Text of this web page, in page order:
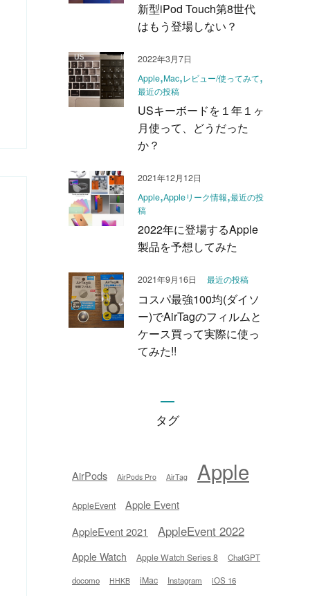
新型iPod Touch第8世代
はもう登場しない？
Apple Mac レビュー/使ってみて
最近の投稿
USキーボードを１年１ヶ
月使って、どうだった
か？
2022年3月7日
Apple Appleリーク情報 最近の投
稿
2022年に登場するApple
製品を予想してみた
2021年12月12日
最近の投稿
コスパ最強100均(ダイソ
ー)でAirTagのフィルムと
ケース買って実際に使っ
てみた!!
2021年9月16日
タグ
AirPods AirPods Pro AirTag Apple
AppleEvent
Apple Event
AppleEvent 2021
AppleEvent 2022
Apple Watch Apple Watch Series 8 ChatGPT
docomo HHKB iMac Instagram iOS 16